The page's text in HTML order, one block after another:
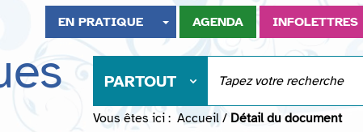
EN PRATIQUE AGENDA INFOLETTRES
PARTOUT
Vous êtes ici : Accueil / Détail du document